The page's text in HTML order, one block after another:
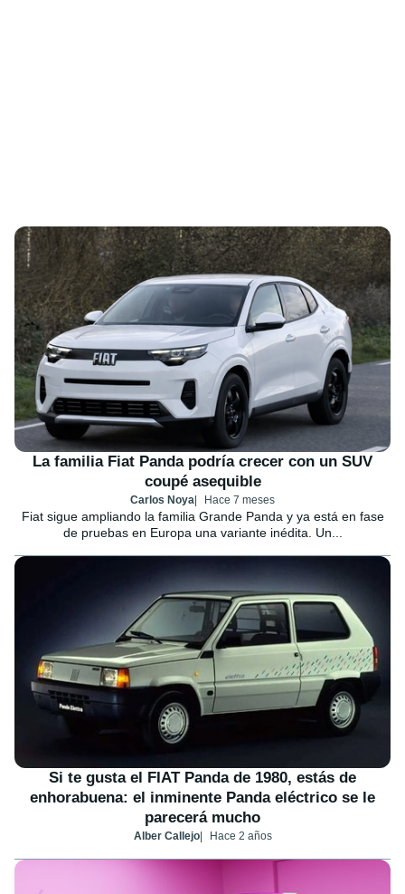
La familia Fiat Panda podría crecer con un SUV
coupé asequible
Carlos Noya Hace 7 meses
Fiat sigue ampliando la familia Grande Panda y ya está en fase
de pruebas en Europa una variante inédita. Un...
Si te gusta el FIAT Panda de 1980, estás de
enhorabuena: el inminente Panda eléctrico se le
parecerá mucho
Alber Callejo Hace 2 años